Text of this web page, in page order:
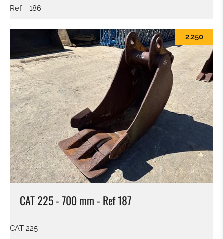
Ref = 186
CAT 225 - 700 mm - Ref 187
2.250
CAT 225